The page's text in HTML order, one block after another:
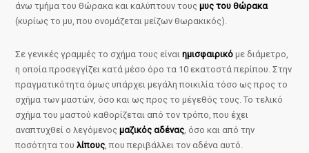
άνω τμήμα του θώρακα και καλύπτουν τουςμυς του θώρακα
(κυρίως το μυ, που ονομάζεται μείζων θωρακικός).
Σε γενικές γραμμές το σχήμα τους είναιημισφαιρικό με διάμετρο,
η οποία προσεγγίζει κατά μέσο όρο τα 10 εκατοστά περίπου. Στην
πραγματικότητα όμως υπάρχει μεγάλη ποικιλία τόσο ως προς το
σχήμα των μαστών, όσο και ως προς το μέγεθός τους. Το τελικό
σχήμα του μαστού καθορίζεται από τον τρόπο, που έχει
αναπτυχθεί ο λεγόμενοςμαζικός αδένας, όσο και από την
ποσότητα τουλίπους, που περιβάλλει τον αδένα αυτό.